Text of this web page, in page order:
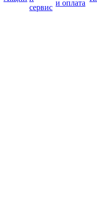
сервис
и оплата